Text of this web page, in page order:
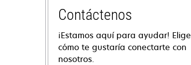
Contáctenos
¡Estamos aquí para ayudar! Elige
cómo te gustaría conectarte con
nosotros.